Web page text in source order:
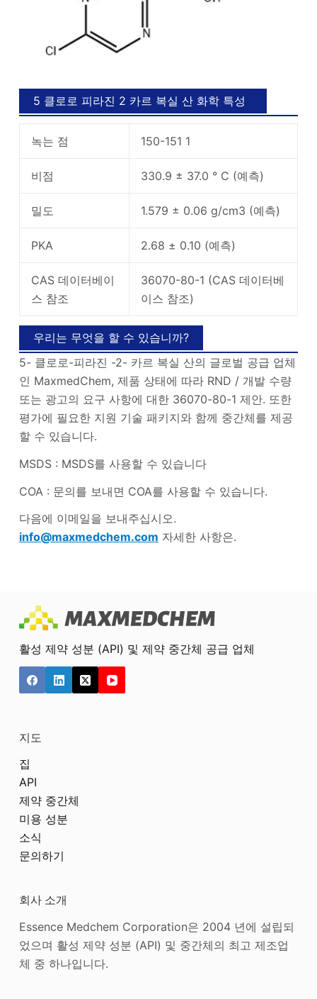
5 클로로 피라진 2 카르 복실 산 화학 특성
녹는 점 150-151 1
비점 330.9 ± 37.0 ° C (예측)
밀도 1.579 ± 0.06 g/cm3 (예측)
PKA 2.68 ± 0.10 (예측)
CAS 데이터베이
스 참조
36070-80-1 (CAS 데이터베
이스 참조)
우리는 무엇을 할 수 있습니까?
5- 클로로-피라진 -2- 카르 복실 산의 글로벌 공급 업체
인 MaxmedChem, 제품 상태에 따라 RND / 개발 수량
또는 광고의 요구 사항에 대한 36070-80-1 제안. 또한
평가에 필요한 지원 기술 패키지와 함께 중간체를 제공
할 수 있습니다.
MSDS : MSDS를 사용할 수 있습니다
COA : 문의를 보내면 COA를 사용할 수 있습니다.
다음에 이메일을 보내주십시오.
info@maxmedchem.com 자세한 사항은.
활성 제약 성분 (API) 및 제약 중간체 공급 업체
지도
집
API
제약 중간체
미용 성분
소식
문의하기
회사 소개
Essence Medchem Corporation은 2004 년에 설립되
었으며 활성 제약 성분 (API) 및 중간체의 최고 제조업
체 중 하나입니다.